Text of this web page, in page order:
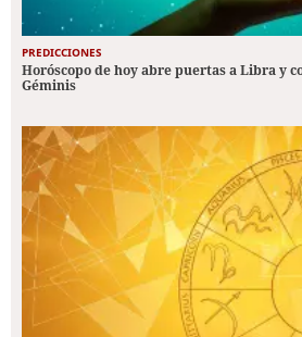
PREDICCIONES
Horóscopo de hoy abre puertas a Libra y
Géminis